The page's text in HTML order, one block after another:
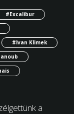
#Excalibur
#Ivan Klimek
a